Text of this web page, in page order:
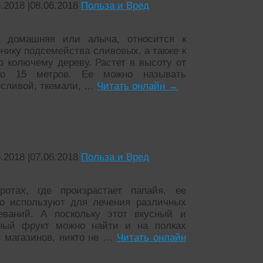
08.06.2018 Польза и Вред
домашняя или алыча, относится к
подсемейства сливовых, а также к
колючему дереву. Растет в высоту от
15 метров. Ее можно называть
ткемали, … Читать онлайн →
07.06.2018 Польза и Вред
где произрастает папайя, ее
используют для лечения различных
А поскольку этот вкусный и
фрукт можно найти и на полках
никто не … Читать онлайн